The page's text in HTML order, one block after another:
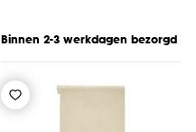
Binnen 2-3 werkdagen bezorgd